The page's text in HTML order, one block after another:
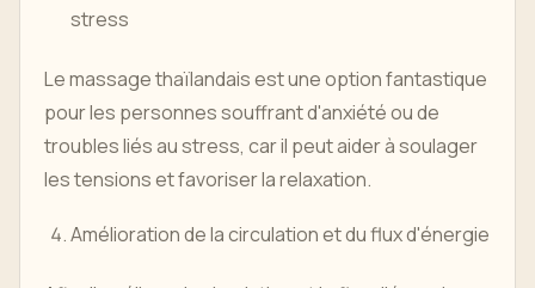
stress
Le massage thaïlandais est une option fantastique
pour les personnes souffrant d'anxiété ou de
troubles liés au stress, car il peut aider à soulager
les tensions et favoriser la relaxation.
Amélioration de la circulation et du flux d'énergie